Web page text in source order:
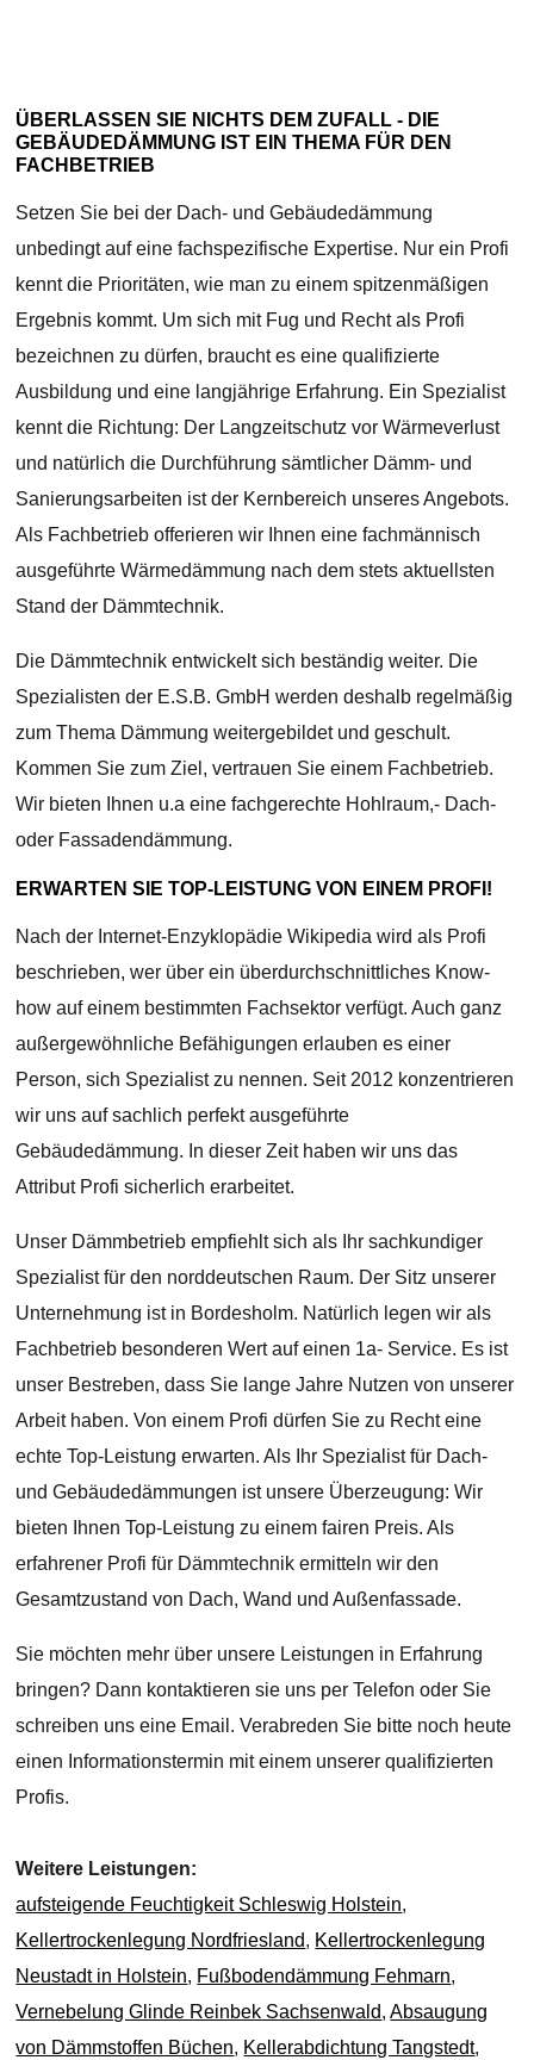
ÜBERLASSEN SIE NICHTS DEM ZUFALL - DIE
GEBÄUDEDÄMMUNG IST EIN THEMA FÜR DEN
FACHBETRIEB
Setzen Sie bei der Dach- und Gebäudedämmung
unbedingt auf eine fachspezifische Expertise. Nur ein Profi
kennt die Prioritäten, wie man zu einem spitzenmäßigen
Ergebnis kommt. Um sich mit Fug und Recht als Profi
bezeichnen zu dürfen, braucht es eine qualifizierte
Ausbildung und eine langjährige Erfahrung. Ein Spezialist
kennt die Richtung: Der Langzeitschutz vor Wärmeverlust
und natürlich die Durchführung sämtlicher Dämm- und
Sanierungsarbeiten ist der Kernbereich unseres Angebots.
Als Fachbetrieb offerieren wir Ihnen eine fachmännisch
ausgeführte Wärmedämmung nach dem stets aktuellsten
Stand der Dämmtechnik.
Die Dämmtechnik entwickelt sich beständig weiter. Die
Spezialisten der E.S.B. GmbH werden deshalb regelmäßig
zum Thema Dämmung weitergebildet und geschult.
Kommen Sie zum Ziel, vertrauen Sie einem Fachbetrieb.
Wir bieten Ihnen u.a eine fachgerechte Hohlraum,- Dach-
oder Fassadendämmung.
ERWARTEN SIE TOP-LEISTUNG VON EINEM PROFI!
Nach der Internet-Enzyklopädie Wikipedia wird als Profi
beschrieben, wer über ein überdurchschnittliches Know-
how auf einem bestimmten Fachsektor verfügt. Auch ganz
außergewöhnliche Befähigungen erlauben es einer
Person, sich Spezialist zu nennen. Seit 2012 konzentrieren
wir uns auf sachlich perfekt ausgeführte
Gebäudedämmung. In dieser Zeit haben wir uns das
Attribut Profi sicherlich erarbeitet.
Unser Dämmbetrieb empfiehlt sich als Ihr sachkundiger
Spezialist für den norddeutschen Raum. Der Sitz unserer
Unternehmung ist in Bordesholm. Natürlich legen wir als
Fachbetrieb besonderen Wert auf einen 1a- Service. Es ist
unser Bestreben, dass Sie lange Jahre Nutzen von unserer
Arbeit haben. Von einem Profi dürfen Sie zu Recht eine
echte Top-Leistung erwarten. Als Ihr Spezialist für Dach-
und Gebäudedämmungen ist unsere Überzeugung: Wir
bieten Ihnen Top-Leistung zu einem fairen Preis. Als
erfahrener Profi für Dämmtechnik ermitteln wir den
Gesamtzustand von Dach, Wand und Außenfassade.
Sie möchten mehr über unsere Leistungen in Erfahrung
bringen? Dann kontaktieren sie uns per Telefon oder Sie
schreiben uns eine Email. Verabreden Sie bitte noch heute
einen Informationstermin mit einem unserer qualifizierten
Profis.
Weitere Leistungen:
aufsteigende Feuchtigkeit Schleswig Holstein,
Kellertrockenlegung Nordfriesland, Kellertrockenlegung
Neustadt in Holstein, Fußbodendämmung Fehmarn,
Vernebelung Glinde Reinbek Sachsenwald,Absaugung
von Dämmstoffen Büchen, Kellerabdichtung Tangstedt,